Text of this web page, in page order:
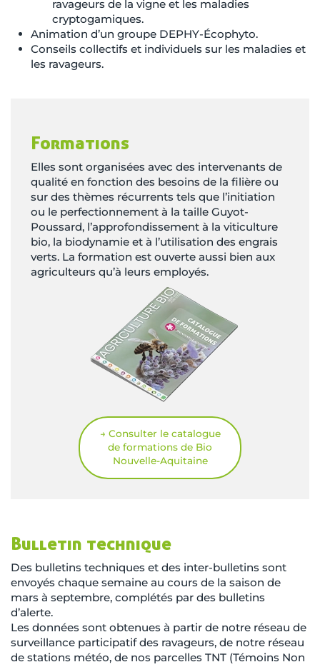
ravageurs de la vigne et les maladies
cryptogamiques.
Animation d’un groupe DEPHY-Écophyto.
Conseils collectifs et individuels sur les maladies et
les ravageurs.
Formations
Elles sont organisées avec des intervenants de
qualité en fonction des besoins de la filière ou
sur des thèmes récurrents tels que l’initiation
ou le perfectionnement à la taille Guyot-
Poussard, l’approfondissement à la viticulture
bio, la biodynamie et à l’utilisation des engrais
verts. La formation est ouverte aussi bien aux
agriculteurs qu’à leurs employés.
→ Consulter le catalogue
de formations de Bio
Nouvelle-Aquitaine
Bulletin technique
Des bulletins techniques et des inter-bulletins sont
envoyés chaque semaine au cours de la saison de
mars à septembre, complétés par des bulletins
d’alerte.
Les données sont obtenues à partir de notre réseau de
surveillance participatif des ravageurs, de notre réseau
de stations météo, de nos parcelles TNT (Témoins Non